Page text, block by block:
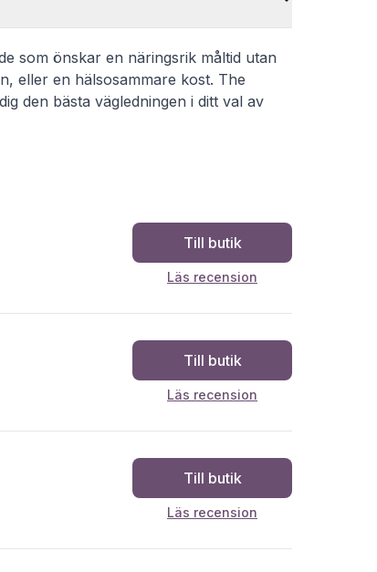
som önskar en näringsrik måltid utan
eller en hälsosammare kost. The
den bästa vägledningen i ditt val av
Till butik
Läs recension
Till butik
Läs recension
Till butik
Läs recension